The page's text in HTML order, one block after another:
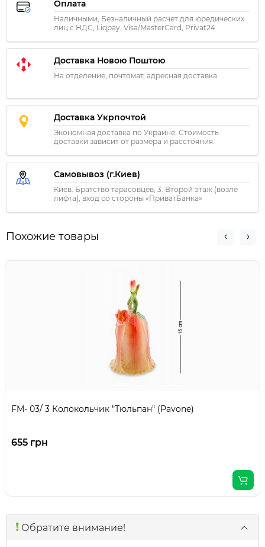
Оплата
Наличными, Безналичный расчет для юредических
лиц с НДС, Liqpay, Visa/MasterCard, Privat24
Доставка Новою Поштою
На отделение, почтомат, адресная доставка
Доставка Укрпочтой
Экономная доставка по Украине. Стоимость
доставки зависит от размера и расстояния.
Самовывоз (г.Киев)
Киев. Братство тарасовцев, 3. Второй этаж (возле
лифта), вход со стороны «ПриватБанка»
Похожие товары
FM- 03/ 3 Колокольчик "Тюльпан" (Pavone)
655 грн
❗️ Обратите внимание!